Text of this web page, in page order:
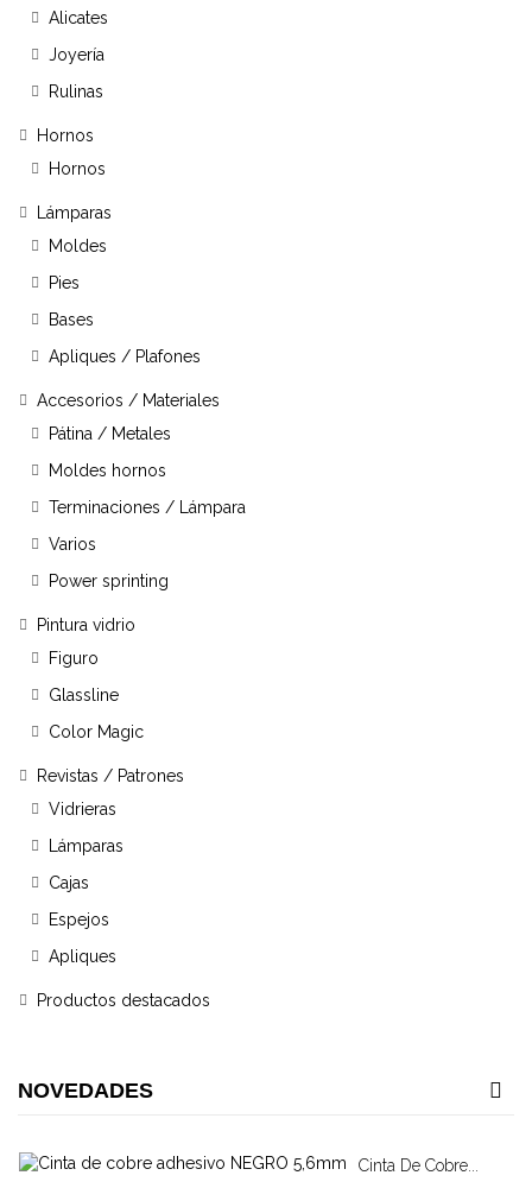
Alicates
Joyería
Rulinas
Hornos
Hornos
Lámparas
Moldes
Pies
Bases
Apliques / Plafones
Accesorios / Materiales
Pátina / Metales
Moldes hornos
Terminaciones / Lámpara
Varios
Power sprinting
Pintura vidrio
Figuro
Glassline
Color Magic
Revistas / Patrones
Vidrieras
Lámparas
Cajas
Espejos
Apliques
Productos destacados
NOVEDADES
Cinta De Cobre...